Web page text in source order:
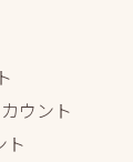
ウント
ト